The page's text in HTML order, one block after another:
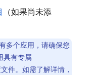
（如果尚未添
多个应用，请确保您
具有专属
件。如需了解详情，